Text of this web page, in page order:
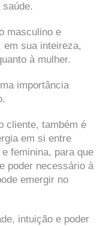
masculino e
em sua inteireza,
à mulher.
importância
cliente, também é
em si entre
feminina, para que
poder necessário à
emergir no
intuição e poder